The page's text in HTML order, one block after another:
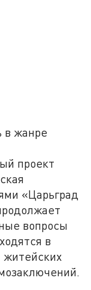
в жанре
проект
«Царьград
вопросы
в
житейских